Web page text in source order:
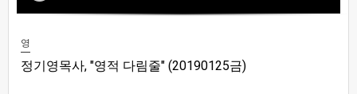
영
정기영목사, "영적 다림줄" (20190125금)